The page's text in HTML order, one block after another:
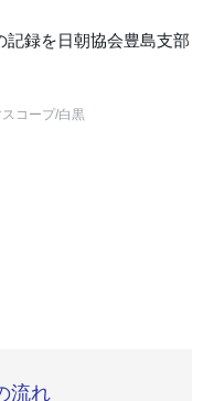
記録を日朝協会豊島支部
コープ/白黒
流れ